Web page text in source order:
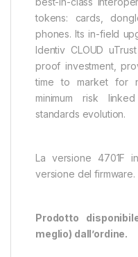
tokens: cards,
phones. Its in-field
Identiv CLOUD
proof investment,
time to market for
minimum risk
standards evolution.
La versione 4701F
versione del firmware.
Prodotto
meglio) dall’ordine.